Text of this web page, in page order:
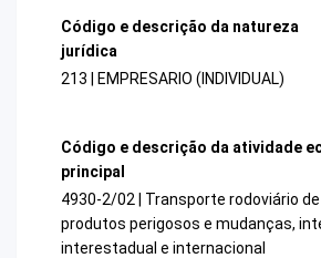
Código e descrição da natureza
jurídica
213 | EMPRESARIO (INDIVIDUAL)
Código e descrição da atividade
principal
4930-2/02 | Transporte rodoviário
produtos perigosos e mudanças,
interestadual e internacional